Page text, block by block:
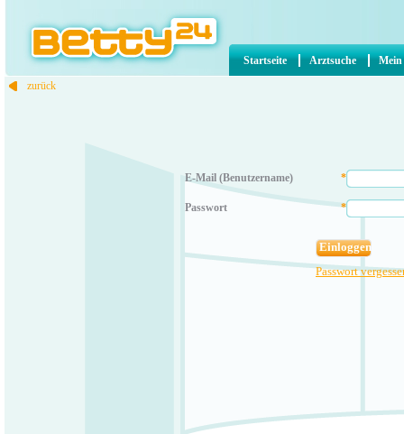
Startseite Arztsuche
zurück
E-Mail (Benutzername) *
Passwort *
Passwort